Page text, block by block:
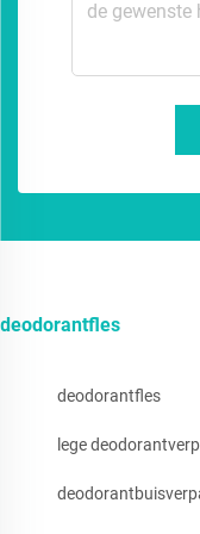
deodorantfles
deodorantfles
lege